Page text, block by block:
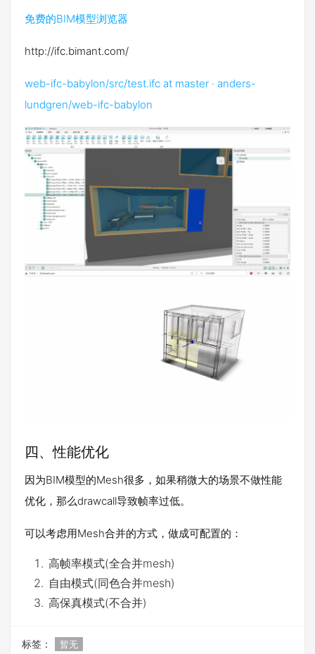
免费的BIM模型浏览器
http://ifc.bimant.com/
web-ifc-babylon/src/test.ifc at master · anders-
lundgren/web-ifc-babylon
四、性能优化
因为BIM模型的Mesh很多，如果稍微大的场景不做性能
优化，那么drawcall导致帧率过低。
可以考虑用Mesh合并的方式，做成可配置的：
高帧率模式(全合并mesh)
自由模式(同色合并mesh)
高保真模式(不合并)
标签： 暂无